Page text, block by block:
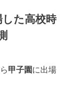
た高校時
甲子園に出場